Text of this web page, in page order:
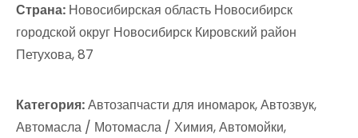
Страна: Новосибирская область Новосибирск
городской округ Новосибирск Кировский район
Петухова, 87
Категория:Автозапчасти для иномарок, Автозвук,
Автомасла / Мотомасла / Химия, Автомойки,